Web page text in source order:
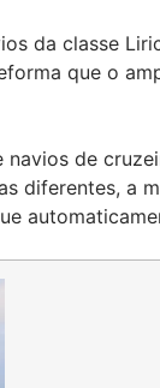
da classe
que o
navios de
diferentes, a